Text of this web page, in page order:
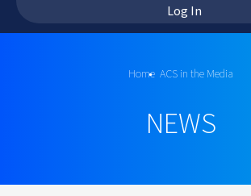
Log In
Home ACS in the Media
NEWS